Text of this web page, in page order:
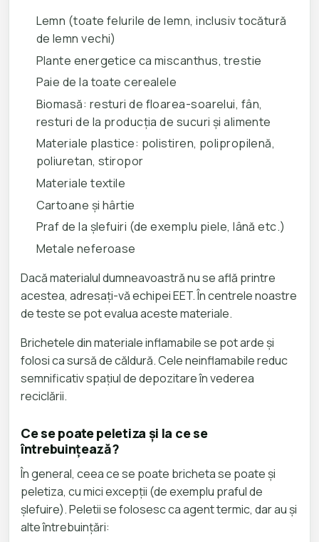
Lemn (toate felurile de lemn, inclusiv tocătură
de lemn vechi)
Plante energetice ca miscanthus, trestie
Paie de la toate cerealele
Biomasă: resturi de floarea-soarelui, fân,
resturi de la producția de sucuri și alimente
Materiale plastice: polistiren, polipropilenă,
poliuretan, stiropor
Materiale textile
Cartoane și hârtie
Praf de la șlefuiri (de exemplu piele, lână etc.)
Metale neferoase
Dacă materialul dumneavoastră nu se află printre
acestea, adresați-vă echipei EET. În centrele noastre
de teste se pot evalua aceste materiale.
Brichetele din materiale inflamabile se pot arde și
folosi ca sursă de căldură. Cele neinflamabile reduc
semnificativ spațiul de depozitare în vederea
reciclării.
Ce se poate peletiza și la ce se
întrebuințează?
În general, ceea ce se poate bricheta se poate și
peletiza, cu mici excepții (de exemplu praful de
șlefuire). Peletii se folosesc ca agent termic, dar au și
alte întrebuințări: